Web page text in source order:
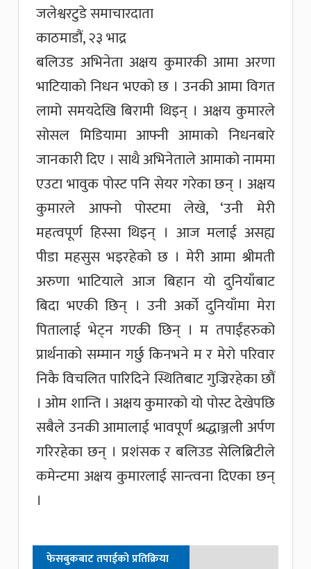
जलेश्वरटुडे समाचारदाता
काठमाडौं, २३ भाद्र
बलिउड अभिनेता अक्षय कुमारकी आमा अरणा
भाटियाको निधन भएको छ । उनकी आमा विगत
लामो समयदेखि बिरामी थिइन् । अक्षय कुमारले
सोसल मिडियामा आफ्नी आमाको निधनबारे
जानकारी दिए । साथै अभिनेताले आमाको नाममा
एउटा भावुक पोस्ट पनि सेयर गरेका छन् । अक्षय
कुमारले आफ्नो पोस्टमा लेखे, ‘उनी मेरी
महत्वपूर्ण हिस्सा थिइन् । आज मलाई असह्य
पीडा महसुस भइरहेको छ । मेरी आमा श्रीमती
अरुणा भाटियाले आज बिहान यो दुनियाँबाट
बिदा भएकी छिन् । उनी अर्को दुनियाँमा मेरा
पितालाई भेट्न गएकी छिन् । म तपाईंहरुको
प्रार्थनाको सम्मान गर्छु किनभने म र मेरो परिवार
निकै विचलित पारिदिने स्थितिबाट गुज्रिरहेका छौं
। ओम शान्ति । अक्षय कुमारको यो पोस्ट देखेपछि
सबैले उनकी आमालाई भावपूर्ण श्रद्धाञ्जली अर्पण
गरिरहेका छन् । प्रशंसक र बलिउड सेलिब्रिटीले
कमेन्टमा अक्षय कुमारलाई सान्त्वना दिएका छन्
।
फेसबुकबाट तपाईको प्रतिक्रिया